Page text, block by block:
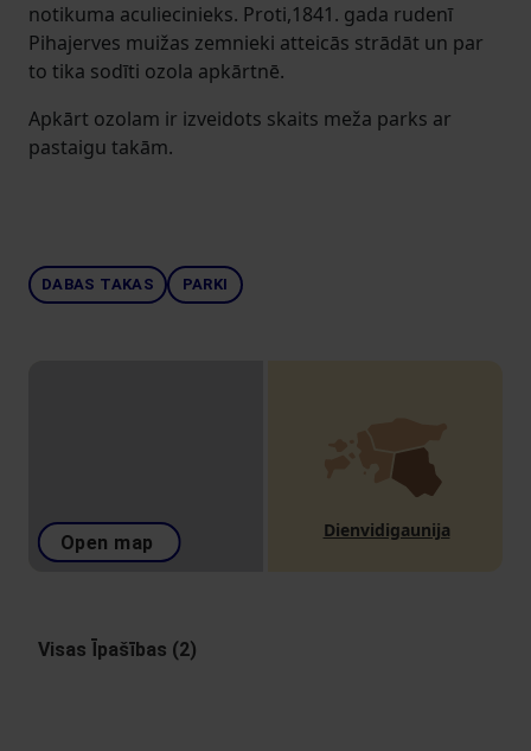
notikuma aculiecinieks. Proti,1841. gada rudenī
Pihajerves muižas zemnieki atteicās strādāt un par
to tika sodīti ozola apkārtnē.
Apkārt ozolam ir izveidots skaits meža parks ar
pastaigu takām.
DABAS TAKAS PARKI
Open map
Dienvidigaunija
Visas Īpašības (2)